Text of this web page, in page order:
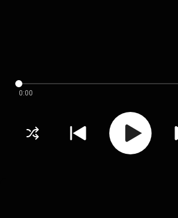
0:00